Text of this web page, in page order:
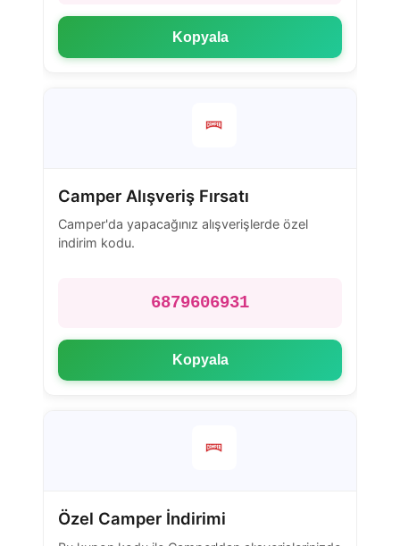
Kopyala
Camper Alışveriş Fırsatı
Camper'da yapacağınız alışverişlerde özel
indirim kodu.
6879606931
Kopyala
Özel Camper İndirimi